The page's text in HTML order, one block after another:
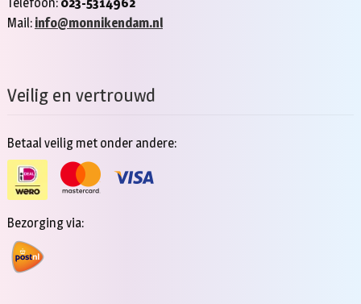
Mail: info@monnikendam.nl
Veilig en vertrouwd
Betaal veilig met onder andere:
Bezorging via: